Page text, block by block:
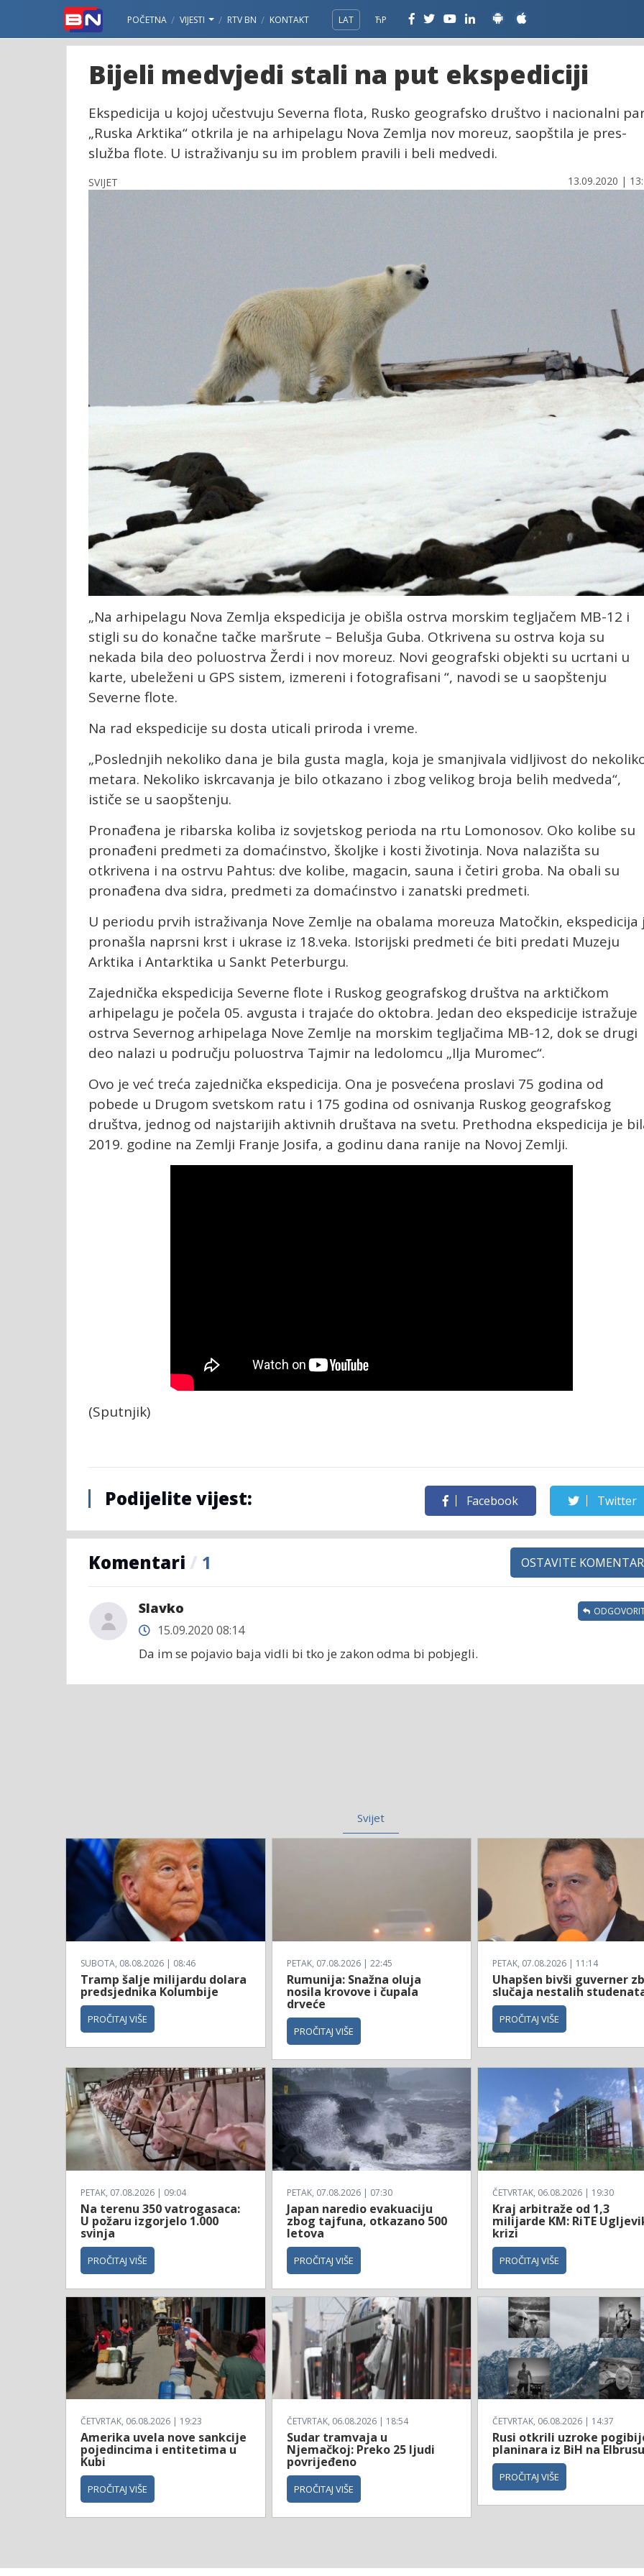
POČETNA VIJESTI RTV BN KONTAKT LAT ЋР
Bijeli medvjedi stali na put ekspediciji
Ekspedicija u kojoj učestvuju Severna flota, Rusko geografsko društvo i nacionalni
„Ruska Arktika“ otkrila je na arhipelagu Nova Zemlja nov moreuz, saopštila je pres-
služba flote. U istraživanju su im problem pravili i beli medvedi.
SVIJET 13.09.2020 |
„Na arhipelagu Nova Zemlja ekspedicija je obišla ostrva morskim tegljačem MB-12 i
stigli su do konačne tačke maršrute – Belušja Guba. Otkrivena su ostrva koja su
nekada bila deo poluostrva Žerdi i nov moreuz. Novi geografski objekti su ucrtani u
karte, ubeleženi u GPS sistem, izmereni i fotografisani “, navodi se u saopštenju
Severne flote.
Na rad ekspedicije su dosta uticali priroda i vreme.
„Poslednjih nekoliko dana je bila gusta magla, koja je smanjivala vidljivost do
metara. Nekoliko iskrcavanja je bilo otkazano i zbog velikog broja belih medveda“,
ističe se u saopštenju.
Pronađena je ribarska koliba iz sovjetskog perioda na rtu Lomonosov. Oko kolibe su
pronađeni predmeti za domaćinstvo, školjke i kosti životinja. Nova nalazišta su
otkrivena i na ostrvu Pahtus: dve kolibe, magacin, sauna i četiri groba. Na obali su
pronađena dva sidra, predmeti za domaćinstvo i zanatski predmeti.
U periodu prvih istraživanja Nove Zemlje na obalama moreuza Matočkin, ekspedicija
pronašla naprsni krst i ukrase iz 18.veka. Istorijski predmeti će biti predati Muzeju
Arktika i Antarktika u Sankt Peterburgu.
Zajednička ekspedicija Severne flote i Ruskog geografskog društva na arktičkom
arhipelagu je počela 05. avgusta i trajaće do oktobra. Jedan deo ekspedicije istražuje
ostrva Severnog arhipelaga Nove Zemlje na morskim tegljačima MB-12, dok se drugi
deo nalazi u području poluostrva Tajmir na ledolomcu „Ilja Muromec“.
Ovo je već treća zajednička ekspedicija. Ona je posvećena proslavi 75 godina od
pobede u Drugom svetskom ratu i 175 godina od osnivanja Ruskog geografskog
društva, jednog od najstarijih aktivnih društava na svetu. Prethodna ekspedicija je
2019. godine na Zemlji Franje Josifa, a godinu dana ranije na Novoj Zemlji.
(Sputnjik)
Podijelite vijest: Facebook Twitter
Komentari / 1 OSTAVITE KOMENTAR
Slavko
15.09.2020 08:14
Da im se pojavio baja vidli bi tko je zakon odma bi pobjegli.
Svijet
SUBOTA, 08.08.2026 | 08:46
Tramp šalje milijardu dolara
predsjednika Kolumbije
PROČITAJ VIŠE
PETAK, 07.08.2026 | 22:45
Rumunija: Snažna oluja
nosila krovove i čupala
drveće
PROČITAJ VIŠE
PETAK, 07.08.2026 | 11:14
Uhapšen bivši guverner
slučaja nestalih
PROČITAJ VIŠE
PETAK, 07.08.2026 | 09:04
Na terenu 350 vatrogasaca:
U požaru izgorjelo 1.000
svinja
PROČITAJ VIŠE
PETAK, 07.08.2026 | 07:30
Japan naredio evakuaciju
zbog tajfuna, otkazano 500
letova
PROČITAJ VIŠE
ČETVRTAK, 06.08.2026 | 19:30
Kraj arbitraže od 1,3
milijarde KM: RiTE
krizi
PROČITAJ VIŠE
ČETVRTAK, 06.08.2026 | 19:23
Amerika uvela nove sankcije
pojedincima i entitetima u
Kubi
PROČITAJ VIŠE
ČETVRTAK, 06.08.2026 | 18:54
Sudar tramvaja u
Njemačkoj: Preko 25 ljudi
povrijeđeno
PROČITAJ VIŠE
ČETVRTAK, 06.08.2026 | 14:37
Rusi otkrili uzroke
planinara iz BiH na
PROČITAJ VIŠE